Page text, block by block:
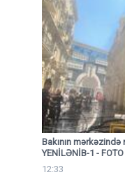
Bakının
YENİLƏNİB-1 - FOTO
12:33